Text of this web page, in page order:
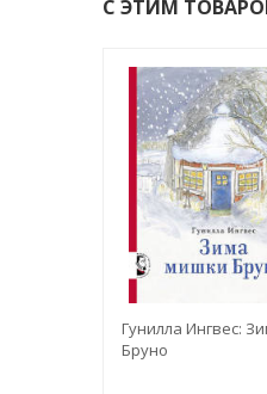
С ЭТИМ
Гунилла Ингвес:
Бруно